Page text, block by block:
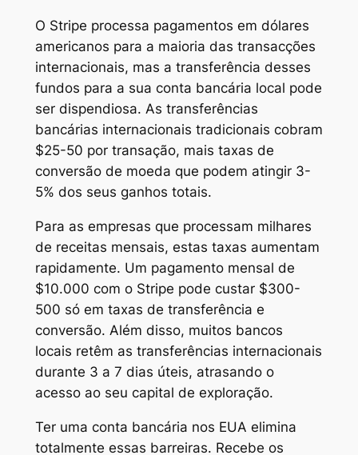
O Stripe processa pagamentos em dólares
americanos para a maioria das transacções
internacionais, mas a transferência desses
fundos para a sua conta bancária local pode
ser dispendiosa. As transferências
bancárias internacionais tradicionais cobram
$25-50 por transação, mais taxas de
conversão de moeda que podem atingir 3-
5% dos seus ganhos totais.
Para as empresas que processam milhares
de receitas mensais, estas taxas aumentam
rapidamente. Um pagamento mensal de
$10.000 com o Stripe pode custar $300-
500 só em taxas de transferência e
conversão. Além disso, muitos bancos
locais retêm as transferências internacionais
durante 3 a 7 dias úteis, atrasando o
acesso ao seu capital de exploração.
Ter uma conta bancária nos EUA elimina
totalmente essas barreiras. Recebe os